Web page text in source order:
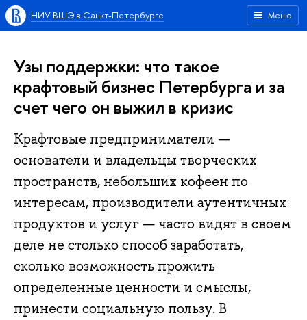
Меню
НИУ ВШЭ в Санкт-Петербурге
Узы поддержки: что такое
крафтовый бизнес Петербурга и за
счет чего он выжил в кризис
Крафтовые предприниматели —
основатели и владельцы творческих
пространств, небольших кофеен по
интересам, производители аутентичных
продуктов и услуг — часто видят в своем
деле не столько способ заработать,
сколько возможность прожить
определенные ценности и смыслы,
принести социальную пользу. В